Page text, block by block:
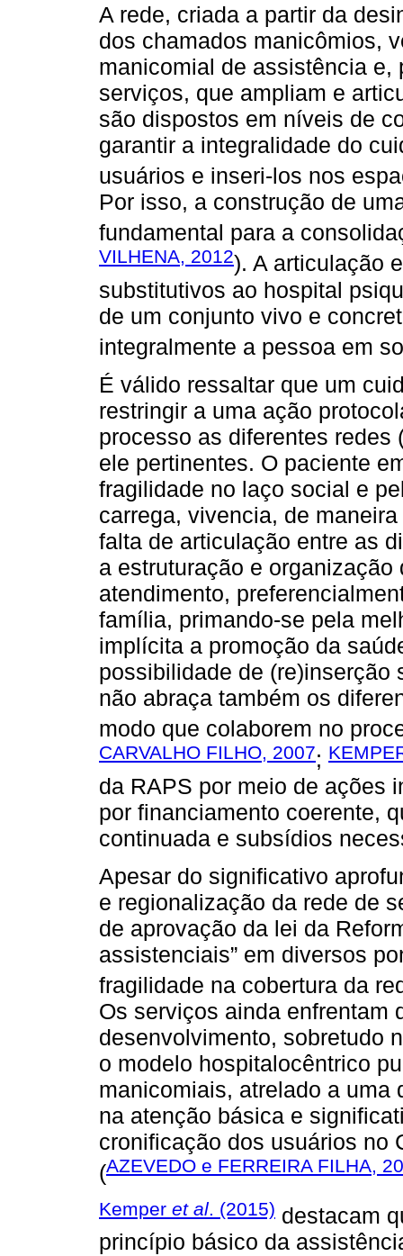
A rede, criada a partir da
dos chamados manicômios,
manicomial de assistência
serviços, que ampliam e
são dispostos em níveis de
garantir a integralidade do
usuários e inseri-los nos
Por isso, a construção de
fundamental para a
VILHENA, 2012). A articulação
substitutivos ao hospital
de um conjunto vivo e
integralmente a pessoa em
É válido ressaltar que um
restringir a uma ação
processo as diferentes
ele pertinentes. O paciente
fragilidade no laço social e
carrega, vivencia, de
falta de articulação entre as
a estruturação e
atendimento,
família, primando-se pela
implícita a promoção da
possibilidade de
não abraça também os
modo que colaborem no
CARVALHO FILHO, 2007;
da RAPS por meio de ações
por financiamento coerente,
continuada e subsídios
Apesar do significativo
e regionalização da rede de
de aprovação da lei da
assistenciais” em diversos
fragilidade na cobertura da
Os serviços ainda enfrentam
desenvolvimento, sobretudo
o modelo hospitalocêntrico
manicomiais, atrelado a uma
na atenção básica e
cronificação dos usuários no
(AZEVEDO e FERREIRA FILHA,
Kemper et al. (2015) destacam
princípio básico da